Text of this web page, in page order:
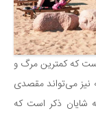
که کمترین مرگ و
نیز می‌تواند مقصدی
شایان ذکر است که